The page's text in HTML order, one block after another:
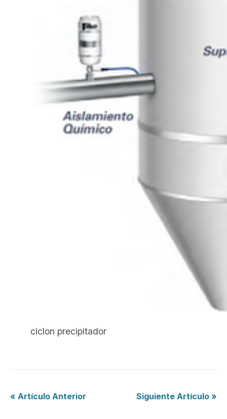
ciclon precipitador
« Artículo Anterior Siguiente Artículo »